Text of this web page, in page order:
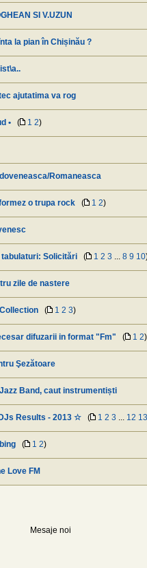
SI V.UZUN
la pian în Chișinău ?
ajutatima va rog
• ( 1 2)
Romaneasca
o trupa rock ( 1 2)
Solicitări ( 1 2 3 8 9 10
zile de nastere
( 1 2 3)
difuzarii in format "Fm" ( 1 2)
Şezătoare
Band, caut instrumentiști
Results - 2013 ☆ ( 1 2 3 12 13
( 1 2)
Love FM
Mesaje noi